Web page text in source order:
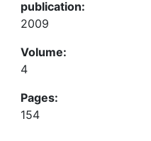
publication:
2009
Volume:
4
Pages:
154